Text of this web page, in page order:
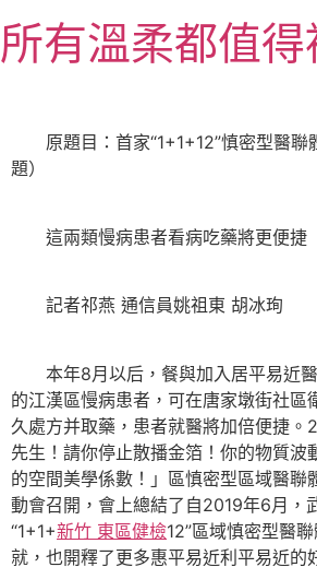
至
主所有溫柔都值
原題目：首家“1+1+12”慎密型醫聯
題）
這兩類慢病患者看病吃藥將更便捷（
記者祁燕 通信員姚祖東 胡冰珣
本年8月以后，餐與加入居平易近醫
的江漢區慢病患者，可在唐家墩街社區
久處方并取藥，患者就醫將加倍便捷。
先生！請你停止散播金箔！你的物質波
的空間美學係數！」區慎密型區域醫聯
動會召開，會上總結了自2019年6月，
“1+1+新竹 東區健檢12”區域慎密型醫
就，也開釋了更多惠平易近利平易近的